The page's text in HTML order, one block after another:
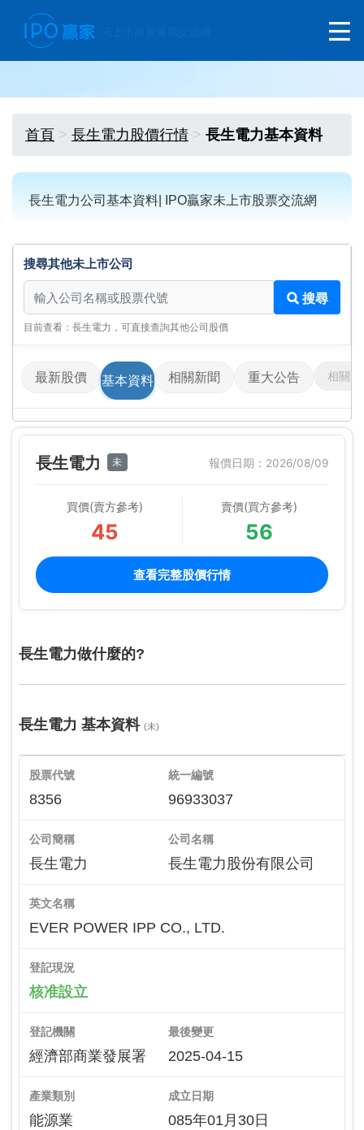
首頁 長生電力股價行情 長生電力基本資料
長生電力公司基本資料| IPO贏家未上市股票交流網
搜尋其他未上市公司
搜尋其他未上市公司
搜尋
目前查看：長生電力，可直接查詢其他公司股價
最新股價 基本資料 相關新聞 重大公告 相關影
長生電力 未 報價日期：2026/08/09
買價(賣方參考)
45
賣價(買方參考)
56
查看完整股價行情
長生電力做什麼的?
長生電力 基本資料 (未)
股票代號
8356
統一編號
96933037
公司簡稱
長生電力
公司名稱
長生電力股份有限公司
英文名稱
EVER POWER IPP CO., LTD.
登記現況
核准設立
登記機關
經濟部商業發展署
最後變更
2025-04-15
產業類別
能源業
成立日期
085年01月30日